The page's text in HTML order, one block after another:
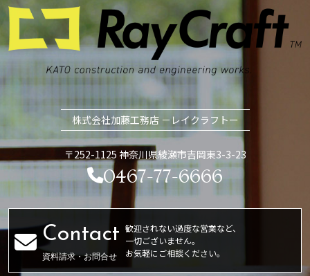
株式会社加藤工務店 －レイクラフトー
〒252-1125 神奈川県綾瀬市吉岡東3-3-23
0467-77-6666
資料請求・お問合せ
歓迎されない過度な営業など、
一切ございません。
お気軽にご相談ください。